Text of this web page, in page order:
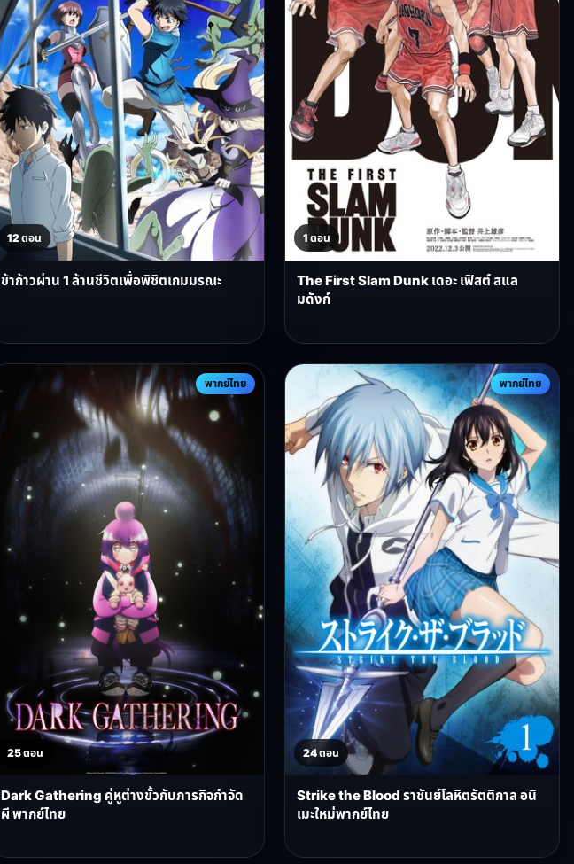
12 ตอน
ข้าก้าวผ่าน 1 ล้านชีวิตเพื่อพิชิตเกมมรณะ
1 ตอน
The First Slam Dunk เดอะ เฟิสต์ สแล
มดังก์
พากย์ไทย
25 ตอน
Dark Gathering คู่หูต่างขั้วกับภารกิจกำจัด
ผี พากย์ไทย
พากย์ไทย
24 ตอน
Strike the Blood ราชันย์โลหิตรัตติกาล อนิ
เมะใหม่พากย์ไทย